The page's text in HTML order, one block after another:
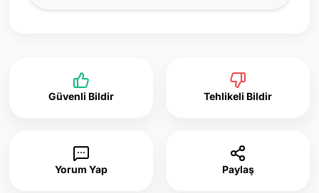
Güvenli Bildir Tehlikeli Bildir
Yorum Yap Paylaş